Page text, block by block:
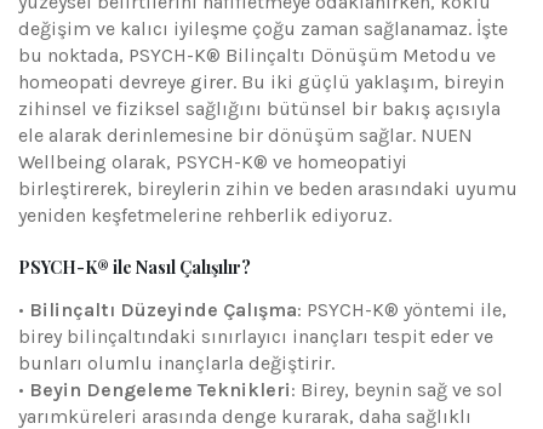
değişim ve kalıcı iyileşme çoğu zaman sağlanamaz. İşte
bu noktada, PSYCH-K® Bilinçaltı Dönüşüm Metodu ve
homeopati devreye girer. Bu iki güçlü yaklaşım, bireyin
zihinsel ve fiziksel sağlığını bütünsel bir bakış açısıyla
ele alarak derinlemesine bir dönüşüm sağlar. NUEN
Wellbeing olarak, PSYCH-K® ve homeopatiyi
birleştirerek, bireylerin zihin ve beden arasındaki uyumu
yeniden keşfetmelerine rehberlik ediyoruz.
PSYCH-K® ile Nasıl Çalışılır?
• Bilinçaltı Düzeyinde Çalışma: PSYCH-K® yöntemi ile,
birey bilinçaltındaki sınırlayıcı inançları tespit eder ve
bunları olumlu inançlarla değiştirir.
• Beyin Dengeleme Teknikleri: Birey, beynin sağ ve sol
yarımküreleri arasında denge kurarak, daha sağlıklı